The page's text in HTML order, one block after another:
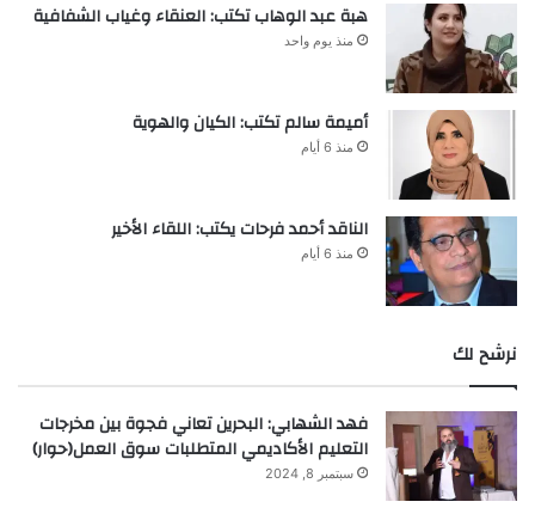
هبة عبد الوهاب تكتب: العنقاء وغياب الشفافية
منذ يوم واحد
أميمة سالم تكتب: الكيان والهوية
منذ 6 أيام
الناقد أحمد فرحات يكتب: اللقاء الأخير
منذ 6 أيام
نرشح لك
فهد الشهابي: البحرين تعاني فجوة بين مخرجات
التعليم الأكاديمي المتطلبات سوق العمل(حوار)
سبتمبر 8, 2024